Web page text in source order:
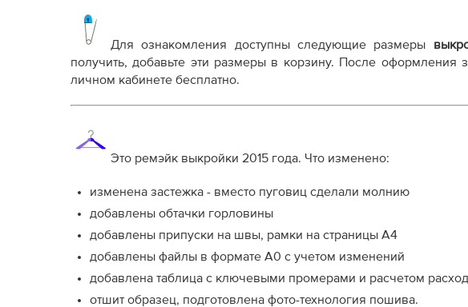
Выкройка PDF для печати на принтере A4 или плоттере A0 с
от выбора формата
Инструкция-карнавальный-костюм-KD211015.pdf
Дополнительные файлы:
Терминология машинных работ
Терминология ВТО
Дополнение к технологии пошива
Как скорректировать готовую выкройку по росту
Для ознакомления доступны следующие размеры
получить, добавьте эти размеры в корзину. После оформления
личном кабинете бесплатно.
Это ремэйк выкройки 2015 года. Что изменено:
изменена застежка - вместо пуговиц сделали молнию
добавлены обтачки горловины
добавлены припуски на швы, рамки на страницы А4
добавлены файлы в формате А0 с учетом изменений
добавлена таблица с ключевыми промерами и расчетом
отшит образец, подготовлена фото-технология пошива.